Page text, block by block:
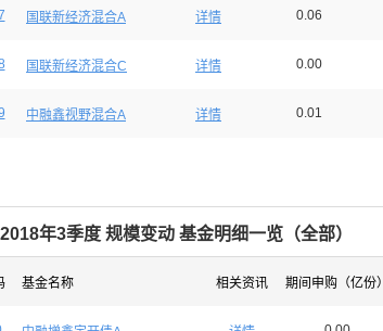
国联新经济混合A 详情 0.06
国联新经济混合C 详情 0.00
中融鑫视野混合A 详情 0.01
2018年3季度 规模变动 基金明细一览（全部）
基金名称 相关资讯 期间申购（亿份）